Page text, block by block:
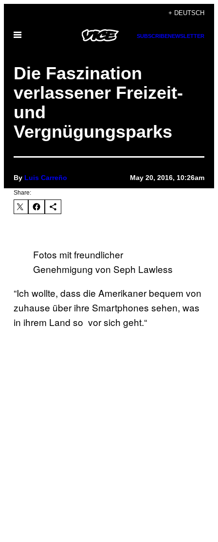
content
+ DEUTSCH
Open
SUBSCRIBENEWSLETTER
Die Faszination
verlassener Freizeit-
und
Vergnügungsparks
By Luis Carreño May 20, 2016, 10:26am
Share:
Fotos mit freundlicher
Genehmigung von Seph Lawless
“Ich wollte, dass die Amerikaner bequem von
zuhause über ihre Smartphones sehen, was
in ihrem Land so vor sich geht.“